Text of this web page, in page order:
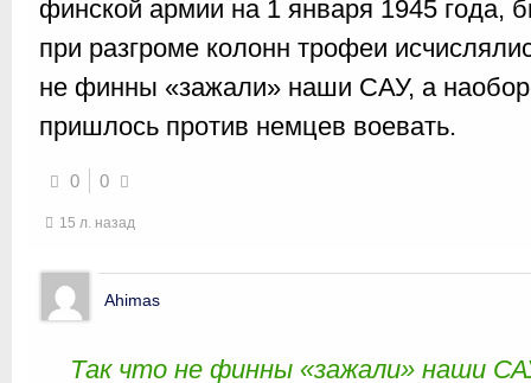
финской армии на 1 января 1945 года,
при разгроме колонн трофеи
не финны «зажали» наши САУ, а
пришлось против немцев воевать.
0 0
15 л. назад
Ahimas
Так что не финны «зажали» наши